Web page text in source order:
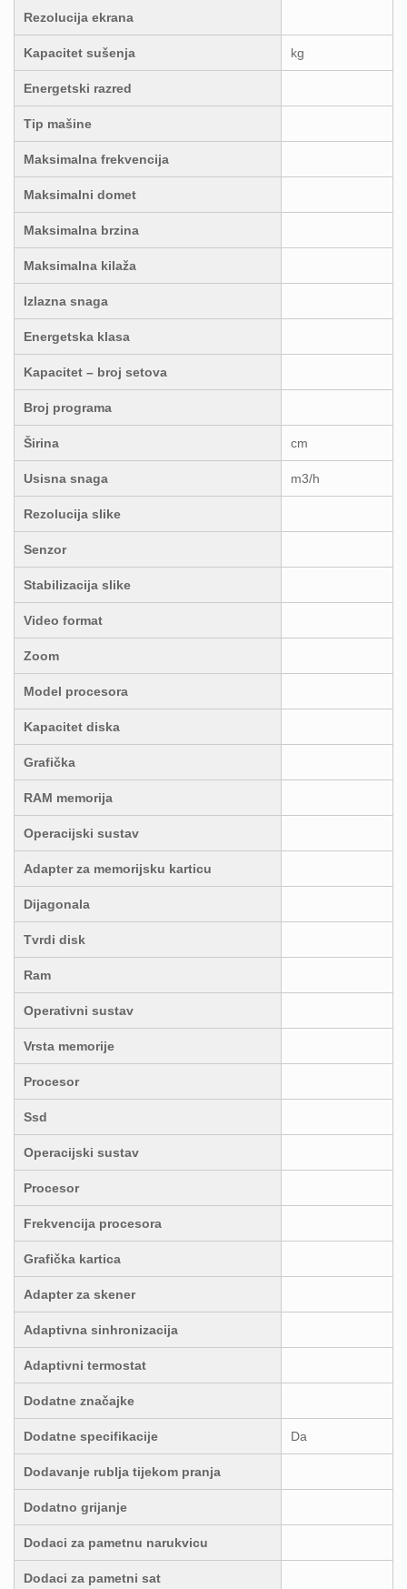
Rezolucija ekrana
Kapacitet sušenja kg
Energetski razred
Tip mašine
Maksimalna frekvencija
Maksimalni domet
Maksimalna brzina
Maksimalna kilaža
Izlazna snaga
Energetska klasa
Kapacitet – broj setova
Broj programa
Širina cm
Usisna snaga m3/h
Rezolucija slike
Senzor
Stabilizacija slike
Video format
Zoom
Model procesora
Kapacitet diska
Grafička
RAM memorija
Operacijski sustav
Adapter za memorijsku karticu
Dijagonala
Tvrdi disk
Ram
Operativni sustav
Vrsta memorije
Procesor
Ssd
Operacijski sustav
Procesor
Frekvencija procesora
Grafička kartica
Adapter za skener
Adaptivna sinhronizacija
Adaptivni termostat
Dodatne značajke
Dodatne specifikacije Da
Dodavanje rublja tijekom pranja
Dodatno grijanje
Dodaci za pametnu narukvicu
Dodaci za pametni sat